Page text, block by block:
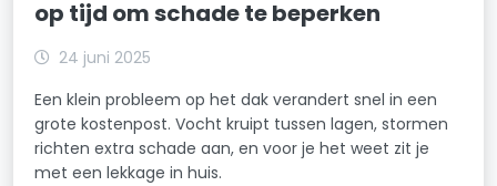
op tijd om schade te beperken
24 juni 2025
Een klein probleem op het dak verandert snel in een
grote kostenpost. Vocht kruipt tussen lagen, stormen
richten extra schade aan, en voor je het weet zit je
met een lekkage in huis.